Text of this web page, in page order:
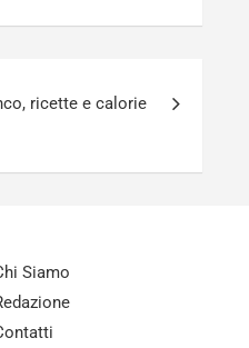
ricette e calorie
Siamo